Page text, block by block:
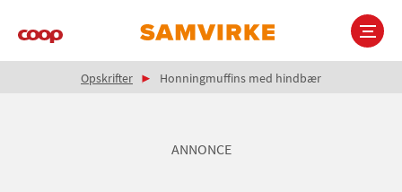
Brødkrumme
Opskrifter Honningmuffins med hindbær
ANNONCE